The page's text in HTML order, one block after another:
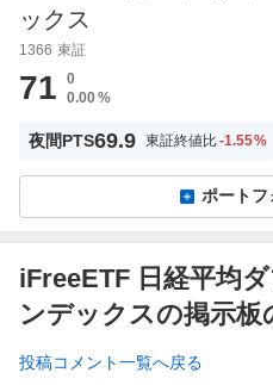
ックス
1366 東証
71
0
0.00%
夜間PTS69.9 東証終値比-1.55%
ポートフ
iFreeETF 日経平均
ンデックスの掲示
投稿コメント一覧へ戻る